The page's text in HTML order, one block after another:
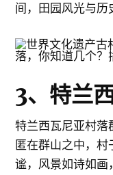
间，田园风光与历
3、特兰
特兰西瓦尼亚村落
匿在群山之中，
谧，风景如诗如画